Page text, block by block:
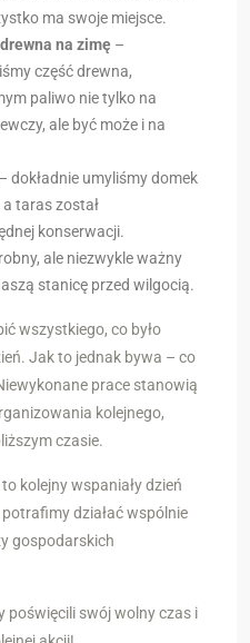
ma swoje miejsce.
na zimę –
część drewna,
paliwo nie tylko na
ale być może i na
– dokładnie umyliśmy domek
taras został
konserwacji.
ale niezwykle ważny
stanicę przed wilgocią.
wszystkiego, co było
Jak to jednak bywa – co
prace stanowią
kolejnego,
czasie.
kolejny wspaniały dzień
działać wspólnie
gospodarskich
poświęcili swój wolny czas i